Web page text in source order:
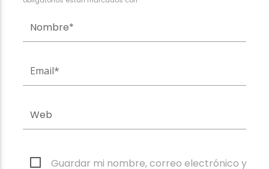
Guardar mi nombre, correo electrónico y